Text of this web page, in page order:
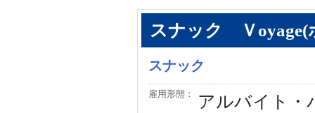
スナック Ｖoyage(
スナック
雇用形態： アルバイト・